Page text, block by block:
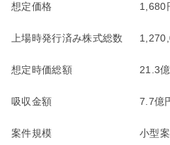
想定価格 1,680
上場時発行済み株式総数
想定時価総額 21.3
吸収金額 7.7億
案件規模 小型